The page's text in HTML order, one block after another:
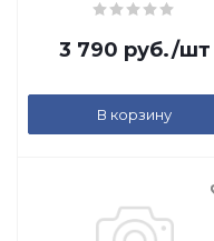
3 790 руб./шт
В корзину